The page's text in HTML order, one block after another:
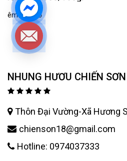
NHUNG HƯƠU CHIẾN SƠN
Thôn Đại Vường-Xã Hương
chienson18@gmail.com
Hotline: 0974037333